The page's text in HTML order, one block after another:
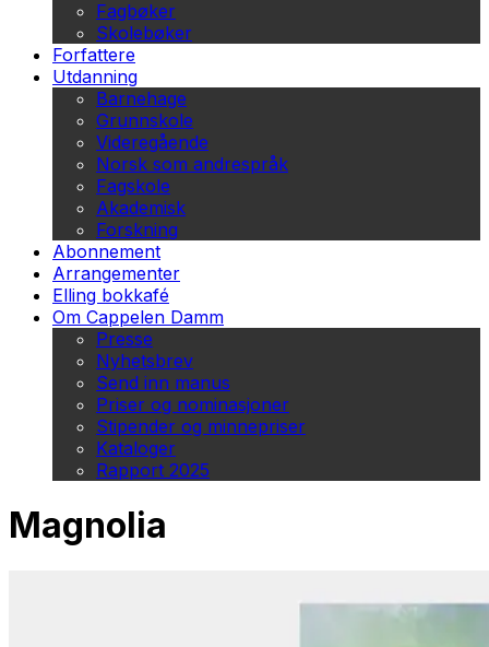
Fagbøker
Skolebøker
Forfattere
Utdanning
Barnehage
Grunnskole
Videregående
Norsk som andrespråk
Fagskole
Akademisk
Forskning
Abonnement
Arrangementer
Elling bokkafé
Om Cappelen Damm
Presse
Nyhetsbrev
Send inn manus
Priser og nominasjoner
Stipender og minnepriser
Kataloger
Rapport 2025
Magnolia